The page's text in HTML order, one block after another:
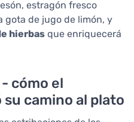
estragón fresco
gota de jugo de limón, y
hierbas que enriquecerá
cómo el
camino al plato